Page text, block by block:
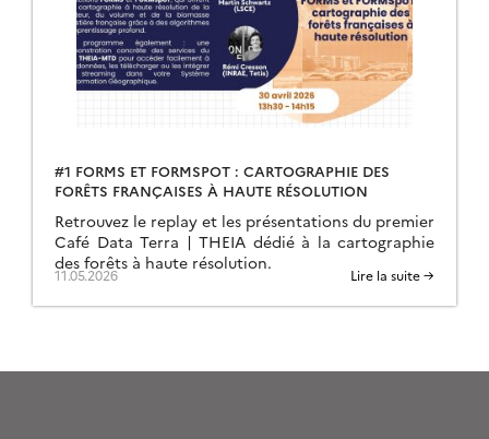
#1 FORMS ET FORMSPOT : CARTOGRAPHIE DES
FORÊTS FRANÇAISES À HAUTE RÉSOLUTION
Retrouvez le replay et les présentations du premier
Café Data Terra | THEIA dédié à la cartographie
des forêts à haute résolution.
11.05.2026 Lire la suite →